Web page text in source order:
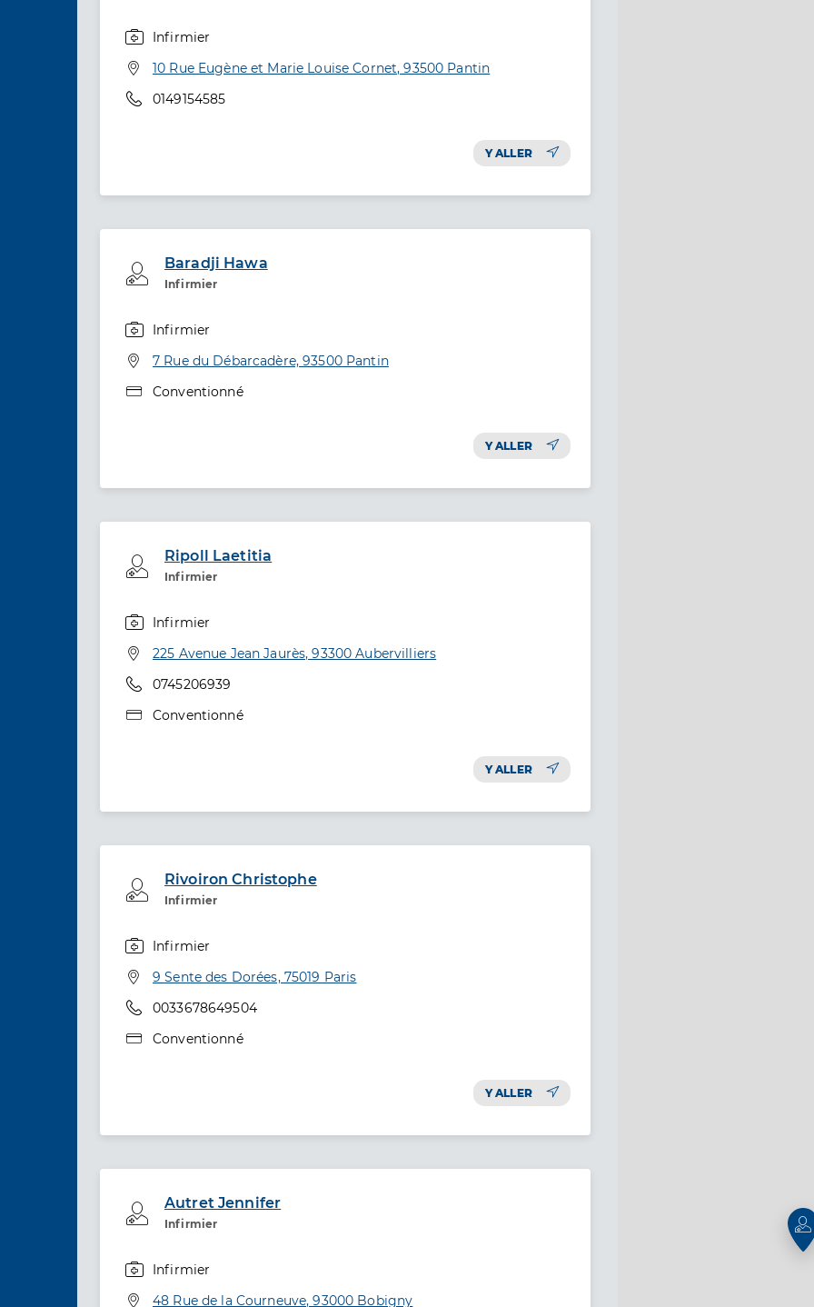
Infirmier
Adresse
10 Rue Eugène et Marie Louise Cornet, 93500 Pantin
Téléphone
0149154585
Y ALLER
Baradji Hawa
Infirmier
Professionel de santé
Infirmier
Adresse
7 Rue du Débarcadère, 93500 Pantin
Type de convention
Conventionné
Y ALLER
Ripoll Laetitia
Infirmier
Professionel de santé
Infirmier
Adresse
225 Avenue Jean Jaurès, 93300 Aubervilliers
Téléphone
0745206939
Type de convention
Conventionné
Y ALLER
Rivoiron Christophe
Infirmier
Professionel de santé
Infirmier
Adresse
9 Sente des Dorées, 75019 Paris
Téléphone
0033678649504
Type de convention
Conventionné
Y ALLER
Autret Jennifer
Infirmier
Professionel de santé
Infirmier
Adresse
48 Rue de la Courneuve, 93000 Bobigny